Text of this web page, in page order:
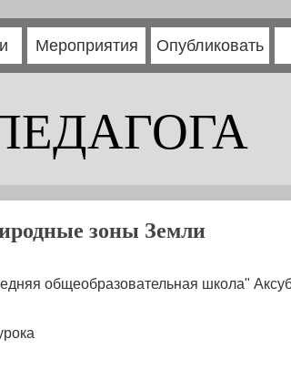
Мероприятия Опубликовать
зоны Земли
общеобразовательная школа"